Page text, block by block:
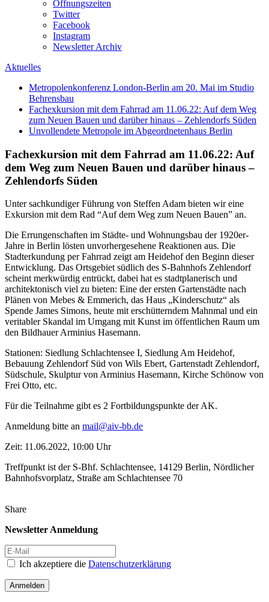
Öffnungszeiten
Twitter
Facebook
Instagram
Newsletter Archiv
Aktuelles
Metropolenkonferenz London-Berlin am 20. Mai im Studio
Behrensbau
Fachexkursion mit dem Fahrrad am 11.06.22: Auf dem Weg
zum Neuen Bauen und darüber hinaus – Zehlendorfs Süden
Unvollendete Metropole im Abgeordnetenhaus Berlin
Fachexkursion mit dem Fahrrad am 11.06.22: Auf
dem Weg zum Neuen Bauen und darüber hinaus –
Zehlendorfs Süden
Unter sachkundiger Führung von Steffen Adam bieten wir eine
Exkursion mit dem Rad “Auf dem Weg zum Neuen Bauen” an.
Die Errungenschaften im Städte- und Wohnungsbau der 1920er-
Jahre in Berlin lösten unvorhergesehene Reaktionen aus. Die
Stadterkundung per Fahrrad zeigt am Heidehof den Beginn dieser
Entwicklung. Das Ortsgebiet südlich des S-Bahnhofs Zehlendorf
scheint merkwürdig entrückt, dabei hat es stadtplanerisch und
architektonisch viel zu bieten: Eine der ersten Gartenstädte nach
Plänen von Mebes & Emmerich, das Haus „Kinderschutz“ als
Spende James Simons, heute mit erschütterndem Mahnmal und ein
veritabler Skandal im Umgang mit Kunst im öffentlichen Raum um
den Bildhauer Arminius Hasemann.
Stationen: Siedlung Schlachtensee I, Siedlung Am Heidehof,
Bebauung Zehlendorf Süd von Wils Ebert, Gartenstadt Zehlendorf,
Südschule, Skulptur von Arminius Hasemann, Kirche Schönow von
Frei Otto, etc.
Für die Teilnahme gibt es 2 Fortbildungspunkte der AK.
Anmeldung bitte an mail@aiv-bb.de
Zeit: 11.06.2022, 10:00 Uhr
Treffpunkt ist der S-Bhf. Schlachtensee, 14129 Berlin, Nördlicher
Bahnhofsvorplatz, Straße am Schlachtensee 70
Share
Newsletter Anmeldung
Ich akzeptiere die Datenschutzerklärung
Anmelden